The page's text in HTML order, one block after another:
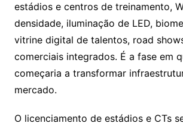
estádios e centros de treinamento,
densidade, iluminação de LED,
vitrine digital de talentos, road
comerciais integrados. É a fase em
começaria a transformar
mercado.
O licenciamento de estádios e CTs